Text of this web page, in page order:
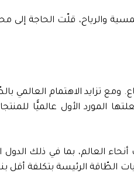
والرياح، قلّت الحاجة إلى
تزايد الاهتمام العالمي
المورد الأول عالميًّا
العالم، بما في ذلك الدول